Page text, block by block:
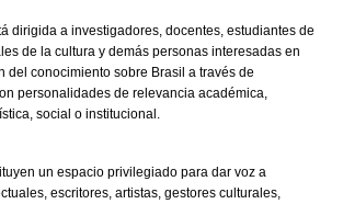
dirigida a investigadores, docentes, estudiantes de
de la cultura y demás personas interesadas en
del conocimiento sobre Brasil a través de
personalidades de relevancia académica,
social o institucional.
un espacio privilegiado para dar voz a
escritores, artistas, gestores culturales,